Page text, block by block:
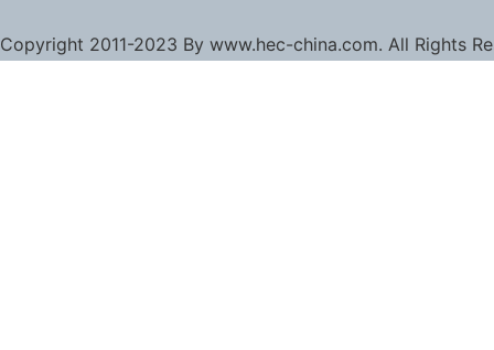
Copyright 2011-2023 By www.hec-china.com. All Rights